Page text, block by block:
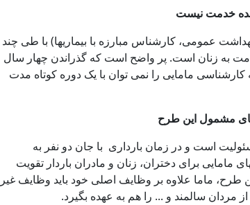
خدمت نیست
عمومی، کارشناس مبارزه با بیماریها) با طی چند
زنان است. پر واضح است که گذراندن چهار سال
مامایی را نمی توان با یک دوره کوتاه مدت
مشمول این طرح
است و در زمان بارداری با جان دو نفر به
برای دختران، زنان و مادران باردار تقویت
طرح، ماما علاوه بر وظایف اصلی خود باید وظایف غیر
مردان سالمند و ... را هم به عهده بگیرد.